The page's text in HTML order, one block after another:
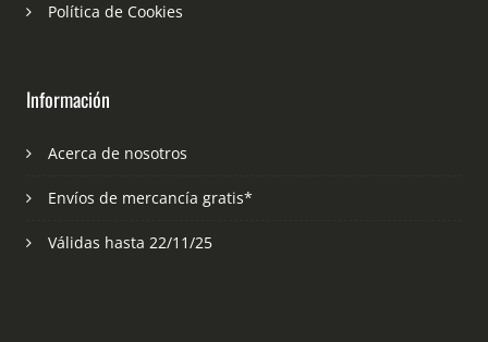
Política de Cookies
Información
Acerca de nosotros
Envíos de mercancía gratis*
Válidas hasta 22/11/25